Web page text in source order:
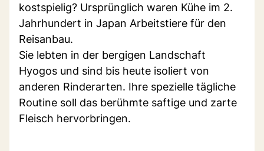
kostspielig? Ursprünglich waren Kühe im 2.
Jahrhundert in Japan Arbeitstiere für den
Reisanbau.
Sie lebten in der bergigen Landschaft
Hyogos und sind bis heute isoliert von
anderen Rinderarten. Ihre spezielle tägliche
Routine soll das berühmte saftige und zarte
Fleisch hervorbringen.